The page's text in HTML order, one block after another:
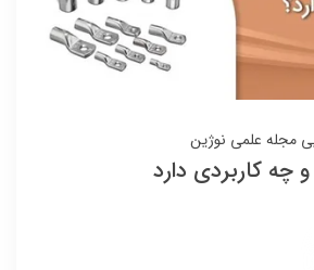
مجله علمی نوژین
کاربردی دارد